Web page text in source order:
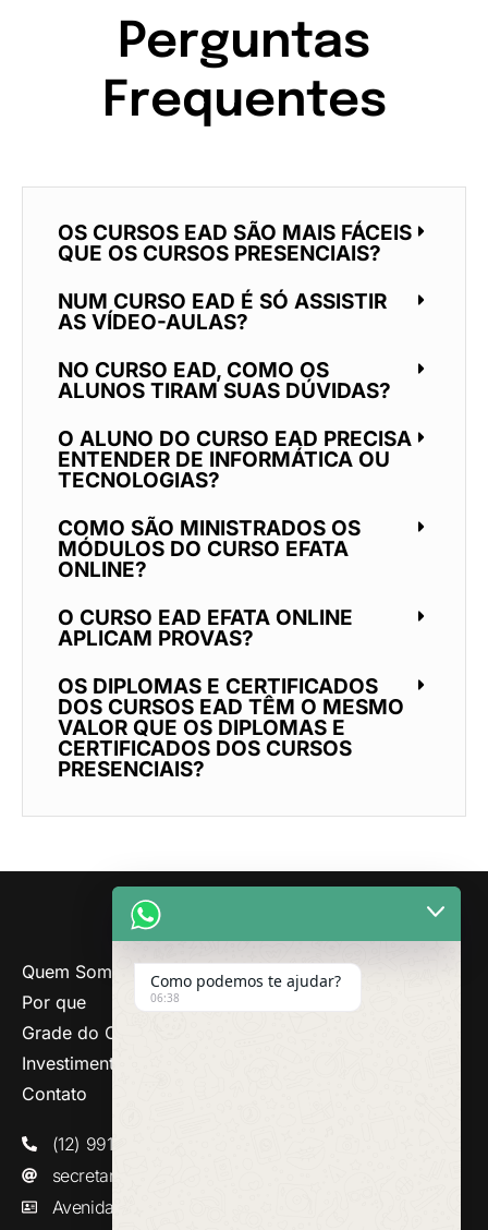
Perguntas
Frequentes
OS CURSOS EAD SÃO MAIS FÁCEIS
QUE OS CURSOS PRESENCIAIS?
NUM CURSO EAD É SÓ ASSISTIR
AS VÍDEO-AULAS?
NO CURSO EAD, COMO OS
ALUNOS TIRAM SUAS DÚVIDAS?
O ALUNO DO CURSO EAD PRECISA
ENTENDER DE INFORMÁTICA OU
TECNOLOGIAS?
COMO SÃO MINISTRADOS OS
MÓDULOS DO CURSO EFATA
ONLINE?
O CURSO EAD EFATA ONLINE
APLICAM PROVAS?
OS DIPLOMAS E CERTIFICADOS
DOS CURSOS EAD TÊM O MESMO
VALOR QUE OS DIPLOMAS E
CERTIFICADOS DOS CURSOS
PRESENCIAIS?
Quem Somos
Por que
Grade do Curso
Investimento
Contato
(12) 99140-6163
secretaria@efataonline.com.br
Avenida Bandeirantes, n° 3170, Taubaté / SP
Como podemos te ajudar?
06:38